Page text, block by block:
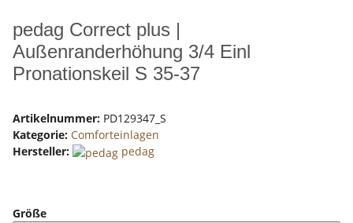
pedag Correct plus |
Außenranderhöhung 3/4 Einl
Pronationskeil S 35-37
Artikelnummer: PD129347_S
Kategorie: Comforteinlagen
Hersteller:
pedag
Größe